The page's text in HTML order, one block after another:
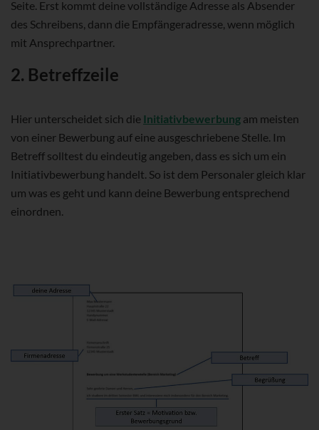
Seite. Erst kommt deine vollständige Adresse als Absender
des Schreibens, dann die Empfängeradresse, wenn möglich
mit Ansprechpartner.
2. Betreffzeile
Hier unterscheidet sich die Initiativbewerbung am meisten
von einer Bewerbung auf eine ausgeschriebene Stelle. Im
Betreff solltest du eindeutig angeben, dass es sich um ein
Initiativbewerbung handelt. So ist dem Personaler gleich klar
um was es geht und kann deine Bewerbung entsprechend
einordnen.